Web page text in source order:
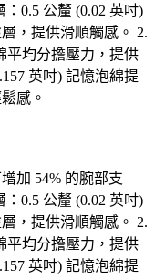
0.5 公釐 (0.02 英吋)
，提供滑順觸感。 2.
平均分擔壓力，提供
英吋) 記憶泡綿提
感。
加 54% 的腕部支
0.5 公釐 (0.02 英吋)
，提供滑順觸感。 2.
平均分擔壓力，提供
英吋) 記憶泡綿提